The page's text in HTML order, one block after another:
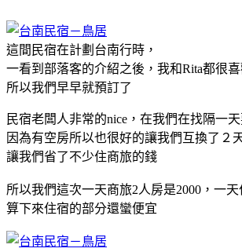
這間民宿在計劃台南行時，
一看到部落客的介紹之後，我和Rita都很
所以我們早早就預訂了
民宿老闆人非常的nice，在我們在找隔一
因為有空房所以也很好的讓我們互換了２
讓我們省了不少住商旅的錢
所以我們這次一天商旅2人房是2000，一
算下來住宿的部分還蠻便宜